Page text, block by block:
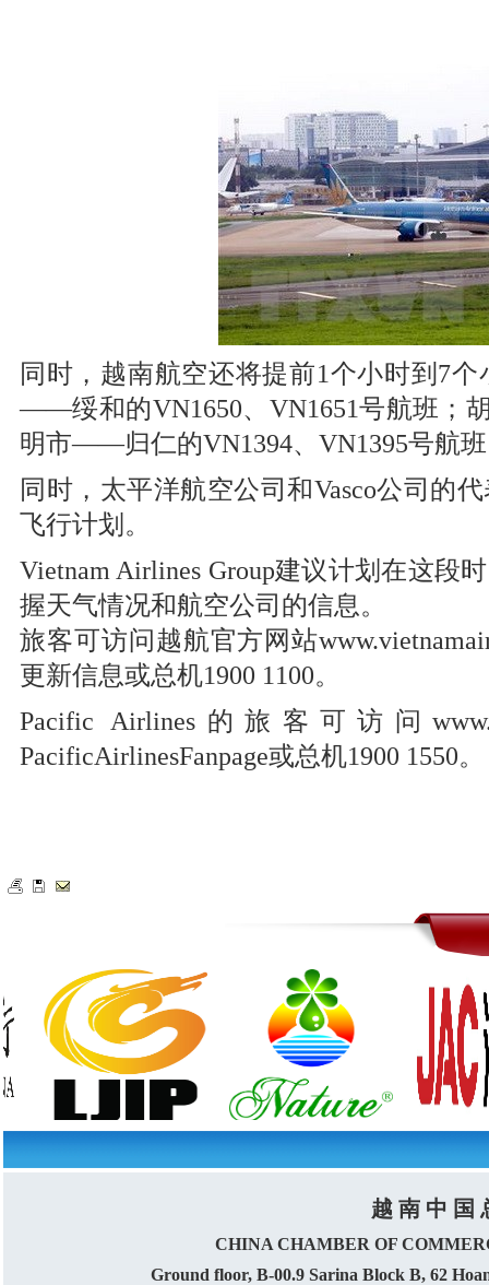
同时，越南航空还将提前1个小时到7
——绥和的VN1650、VN1651号航班；
明市——归仁的VN1394、VN1395号航
同时，太平洋航空公司和Vasco公司的
飞行计划。
Vietnam Airlines Group建议计划在这段
握天气情况和航空公司的信息。
旅客可访问越航官方网站
更新信息或总机1900 1100。
Pacific Airlines的旅客可访问
PacificAirlinesFanpage或总机1900 1550。
越 南 中 国
CHINA CHAMBER OF
Ground floor, B-00.9 Sarina Block B, 62